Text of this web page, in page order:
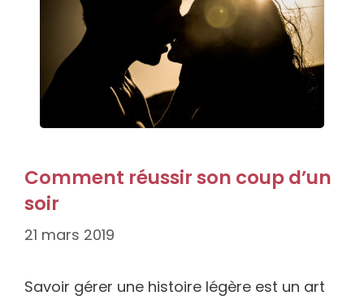
Comment réussir son coup d’un
soir
21 mars 2019
Savoir gérer une histoire légère est un art